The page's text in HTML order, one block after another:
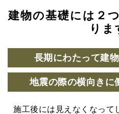
建物の基礎には２
りま
長期にわたって建
地震の際の横向きに
施工後には見えなくなって